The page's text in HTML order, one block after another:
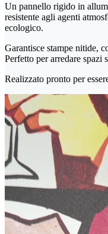
Un pannello rigido in
resistente agli agenti
ecologico.
Garantisce stampe nitide,
Perfetto per arredare spazi
Realizzato pronto per